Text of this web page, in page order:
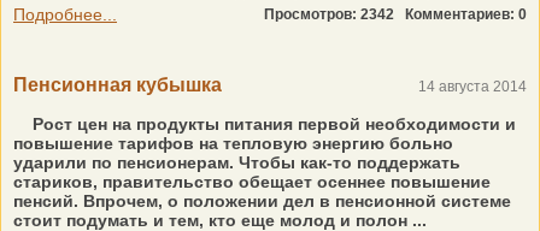
Подробнее...
Просмотров: 2342 Комментариев: 0
Пенсионная кубышка 14 августа 2014
Рост цен на продукты питания первой необходимости и
повышение тарифов на тепловую энергию больно
ударили по пенсионерам. Чтобы как-то поддержать
стариков, правительство обещает осеннее повышение
пенсий. Впрочем, о положении дел в пенсионной системе
стоит подумать и тем, кто еще молод и полон ...